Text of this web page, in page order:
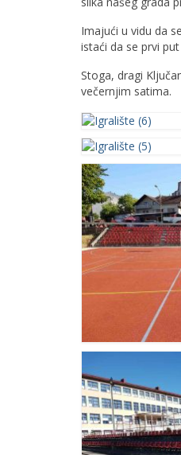
Imajući u vidu da
istaći da se prvi
Stoga, dragi
večernjim satima.